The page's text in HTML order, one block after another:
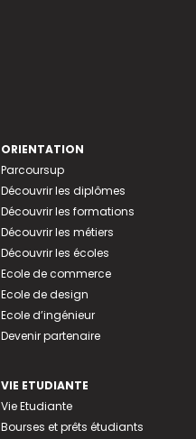
ORIENTATION
Parcoursup
Découvrir les diplômes
Découvrir les formations
Découvrir les métiers
Découvrir les écoles
Ecole de commerce
Ecole de design
Ecole d’ingénieur
Devenir partenaire
VIE ETUDIANTE
Vie Etudiante
Bourses et prêts étudiants